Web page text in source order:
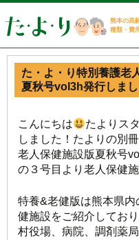
熊本の高
種類・費
た・よ・り特別養護老
夏秋号vol3h発行しまし
こんにちは
たよりス
しました！たよりの別
老人保健施設版夏秋号
の３号目より老人保健
特養&老健版は熊本県
健施設をご紹介してお
村役場、病院、調剤薬